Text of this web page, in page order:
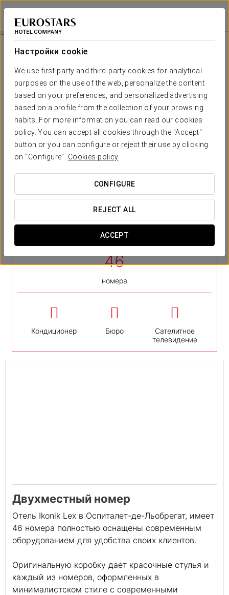
Настройки cookie
We use first-party and third-party cookies for analytical
purposes on the use of the web, personalize the content
based on your preferences, and personalized advertising
based on a profile from the collection of your browsing
habits. For more information you can read our cookies
policy. You can accept all cookies through the "Accept"
button or you can configure or reject their use by clicking
on "Configure". Cookies policy
CONFIGURE
REJECT ALL
ACCEPT
Ikonik Lex
БАРСЕЛОНА - ОСПИТАЛЕТ
Номера
Необходимые вам комфорт и
отдых
В отеле Lex Ikokin есть 46 дизайнерских номеров. Они
тихие, спокойные, очень светлые. В каждом номере есть
большая двуспальная кровать king size. Современный
дизайн, текстиль в серых тонах, мебель из темного
дерева, которая контрастирует с изголовьем кровати в
светлах тонах, способствует очень дружелюбной и
приветливой атмосфере. Во всех номерах есть рабочее
пространство с письменным столом и настольной
лампой, а также спутниковое телевидение плазма и
интернет Wi-Fi. Детские кроватки предоставляются
бесплатно. Три комнаты на верхнем этаже номера с
террасами.
номера
Кондиционер Бюро
Сателитное
телевидение
Двухместный номер
Отель Ikonik Lex в Оспиталет-де-Льобрегат, имеет
46 номера полностью оснащены современным
оборудованием для удобства своих клиентов.
Оригинальную коробку дает красочные стулья и
каждый из номеров, оформленных в
минималистском стиле с современными